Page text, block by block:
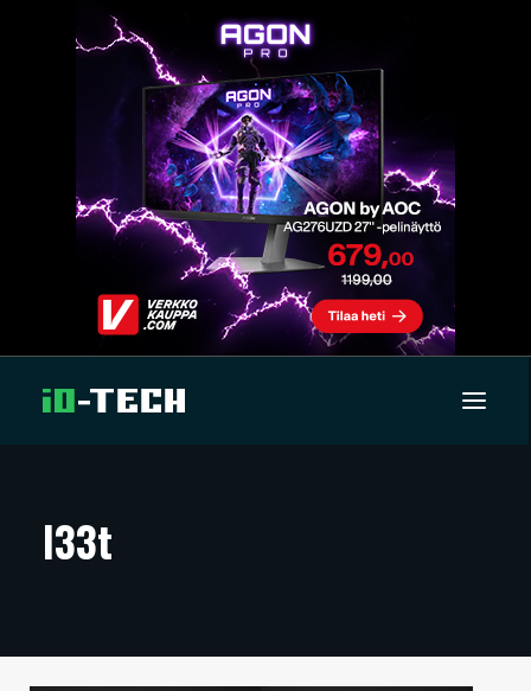
ARTIKKELIT
TECHBBS
l33t